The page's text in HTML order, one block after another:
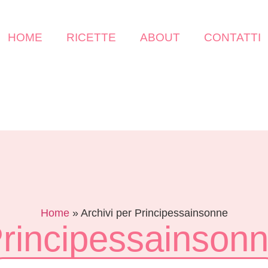
HOME RICETTE ABOUT CONTATTI
Home» Archivi per Principessainsonne